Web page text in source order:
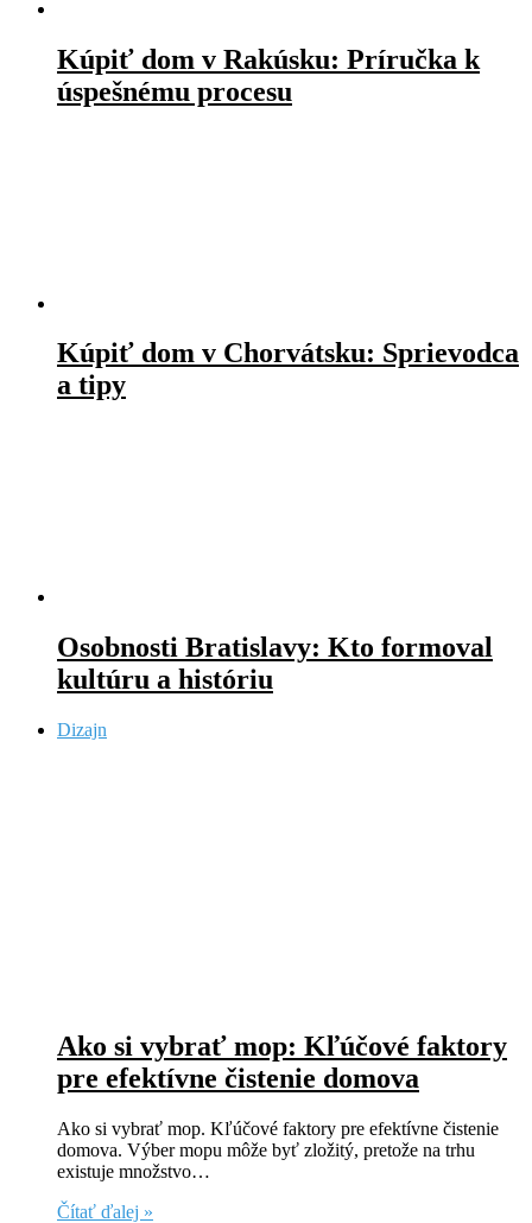
Kúpiť dom v Rakúsku: Príručka k
úspešnému procesu
Kúpiť dom v Chorvátsku: Sprievodca
a tipy
Osobnosti Bratislavy: Kto formoval
kultúru a históriu
Dizajn
Ako si vybrať mop: Kľúčové faktory
pre efektívne čistenie domova
Ako si vybrať mop. Kľúčové faktory pre efektívne čistenie
domova. Výber mopu môže byť zložitý, pretože na trhu
existuje množstvo…
Čítať ďalej »